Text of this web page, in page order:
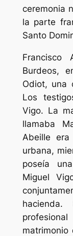
ceremonia
la parte
Santo
Francisco
Burdeos,
Odiot, una
Los
Vigo. La
llamaba
Abeille
urbana,
poseía
Miguel